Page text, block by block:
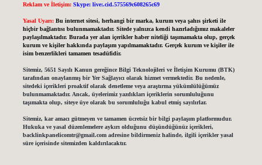
Reklam ve İletişim: Skype: live:.cid.575569c608265c69
Yasal Uyarı: Bu internet sitesi, herhangi bir marka, kurum veya şahıs şirketi ile
hiçbir bağlantısı bulunmamaktadır. Sitede yalnızca kendi hazırladığımız makaleler
paylaşılmaktadır. Burada yer alan içerikler haber niteliği taşımamakta olup, gerçek
kurum ve kişiler hakkında paylaşım yapılmamaktadır. Gerçek kurum ve kişiler ile
isim benzerlikleri tamamen tesadüfidir.
Sitemiz, 5651 Sayılı Kanun gereğince Bilgi Teknolojileri ve İletişim Kurumu (BTK)
tarafından onaylanmış bir Yer Sağlayıcı olarak hizmet vermektedir. Bu nedenle,
sitedeki içerikleri proaktif olarak denetleme veya araştırma yükümlülüğümüz
bulunmamaktadır. Ancak, üyelerimiz yazdıkları içeriklerin sorumluluğunu
taşımakta olup, siteye üye olarak bu sorumluluğu kabul etmiş sayılırlar.
Sitemiz, kar amacı gütmeyen ve tamamen ücretsiz bir bilgi paylaşım platformudur.
Hukuka ve yasal düzenlemelere aykırı olduğunu düşündüğünüz içerikleri,
backlinkpanelicomtr@gmail.comadresine bildirmeniz halinde, ilgili içerikler yasal
süre içerisinde sitemizden kaldırılacaktır.